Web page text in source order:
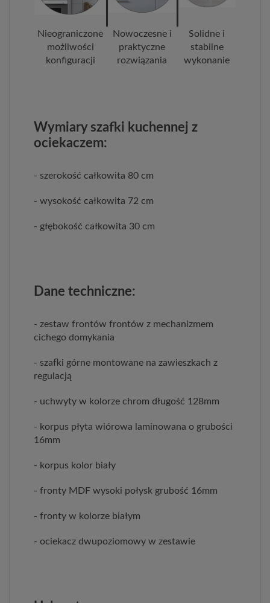
Nieograniczone
możliwości
konfiguracji
Nowoczesne i
praktyczne
rozwiązania
Solidne i
stabilne
wykonanie
Wymiary szafki kuchennej z
ociekaczem:
- szerokość całkowita 80 cm
- wysokość całkowita 72 cm
- głębokość całkowita 30 cm
Dane techniczne:
- zestaw frontów frontów z mechanizmem
cichego domykania
- szafki górne montowane na zawieszkach z
regulacją
- uchwyty w kolorze chrom długość 128mm
- korpus płyta wiórowa laminowana o grubości
16mm
- korpus kolor biały
- fronty MDF wysoki połysk grubość 16mm
- fronty w kolorze białym
- ociekacz dwupoziomowy w zestawie